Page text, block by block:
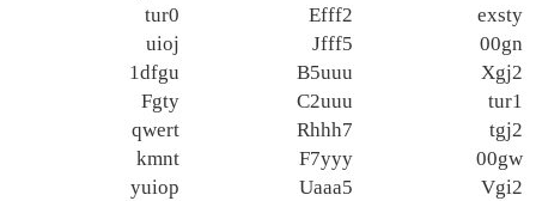
exsty
Efff2
tur0
00gn
Jfff5
uioj
Xgj2
B5uuu
1dfgu
tur1
C2uuu
Fgty
tgj2
Rhhh7
qwert
00gw
F7yyy
kmnt
Vgi2
Uaaa5
yuiop